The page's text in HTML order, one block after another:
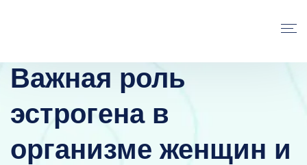
Важная роль
эстрогена в
организме женщин и